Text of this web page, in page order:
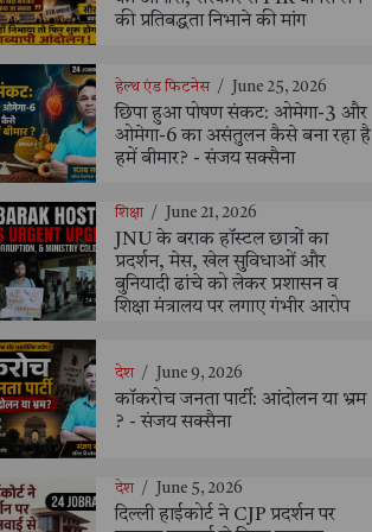
की प्रतिबद्धता निभाने की मांग
हेल्थ एंड फिटनेस / June 25, 2026
छिपा हुआ पोषण संकट: ओमेगा-3 और
ओमेगा-6 का असंतुलन कैसे बना रहा है
हमें बीमार? - संजय सक्सैना
शिक्षा / June 21, 2026
JNU के बराक हॉस्टल छात्रों का
प्रदर्शन, मेस, खेल सुविधाओं और
बुनियादी ढांचे को लेकर प्रशासन व
शिक्षा मंत्रालय पर लगाए गंभीर आरोप
देश / June 9, 2026
कॉकरोच जनता पार्टी: आंदोलन या भ्रम
? - संजय सक्सैना
देश / June 5, 2026
दिल्ली हाईकोर्ट ने CJP प्रदर्शन पर